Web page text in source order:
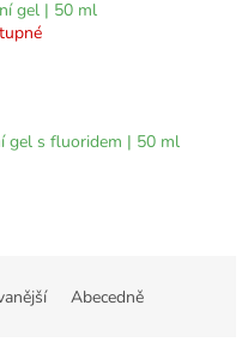
gel | 50 ml
gel s fluoridem | 50 ml
Abecedně